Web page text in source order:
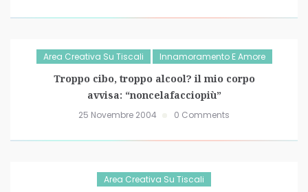
Area Creativa Su Tiscali Innamoramento E Amore
Troppo cibo, troppo alcool? il mio corpo
avvisa: “noncelafacciopiù”
25 Novembre 2004 0 Comments
Area Creativa Su Tiscali